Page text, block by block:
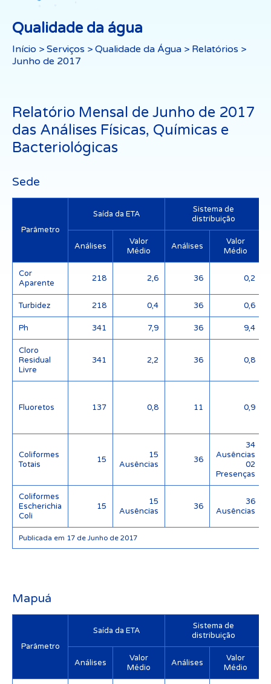
Qualidade da água
Início > Serviços > Qualidade da Água > Relatórios >
Junho de 2017
Relatório Mensal de Junho de 2017
das Análises Físicas, Químicas e
Bacteriológicas
Sede
Parâmetro
Saída da ETA
Sistema de
distribuição
Análises
Valor
Médio
Análises
Valor
Médio
Publicada em 17 de Junho de 2017
Cor
Aparente
218 2,6 36 0,2
Turbidez 218 0,4 36 0,6
Ph 341 7,9 36 9,4
Cloro
Residual
Livre
341 2,2 36 0,8
Fluoretos 137 0,8 11 0,9
Coliformes
Totais
15
15
Ausências
36
34
Ausências
02
Presenças
Coliformes
Escherichia
Coli
15
15
Ausências
36
36
Ausências
Mapuá
Parâmetro
Saída da ETA
Sistema de
distribuição
Análises
Valor
Médio
Análises
Valor
Médio